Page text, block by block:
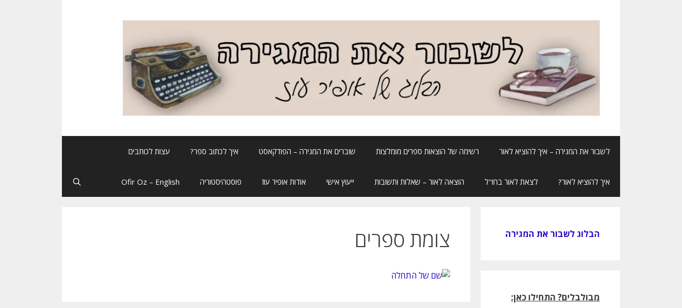
לשבור את המגירה – איך להוציא לאור רשימה של הוצאות ספרים מומלצות שוברים את המגירה – הפודקאסט איך לכתוב ספר? עצות לכותבים
איך להוציא לאור? לצאת לאור בחו"ל הוצאה לאור – שאלות ותשובות ייעוץ אישי אודות אופיר עוז פוסטהיסטוריה Ofir Oz – English
צומת ספרים הבלוג לשבור את המגירה
מבולבלים? התחילו כאן: